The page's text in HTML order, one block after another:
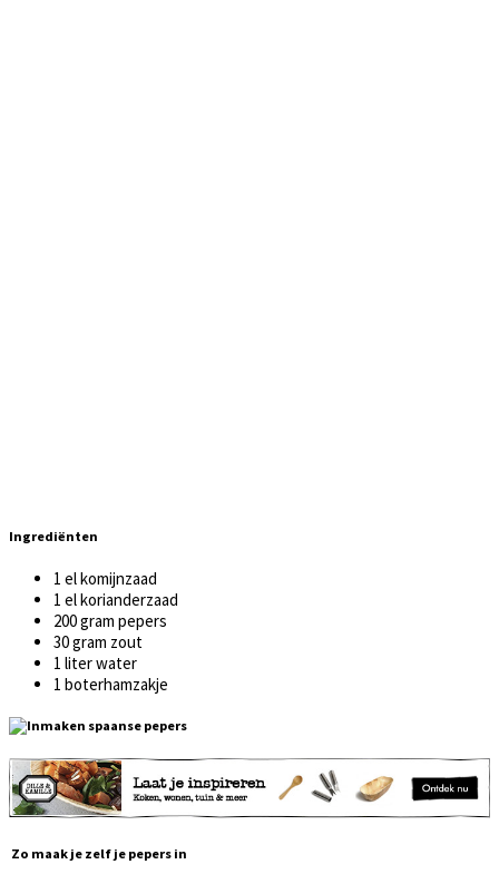
Ingrediënten
1 el komijnzaad
1 el korianderzaad
200 gram pepers
30 gram zout
1 liter water
1 boterhamzakje
Zo maak je zelf je pepers in